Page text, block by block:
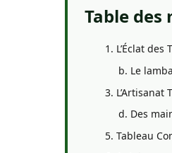
Table des
L’Éclat
Le
L’Artisanat
Des
Tableau